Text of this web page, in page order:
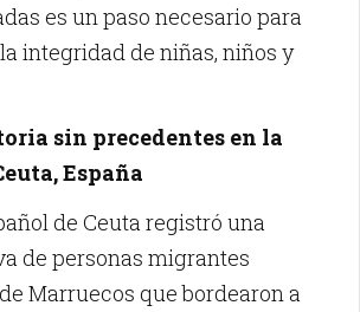
es un paso necesario para
integridad de niñas, niños y
sin precedentes en la
España
de Ceuta registró una
de personas migrantes
Marruecos que bordearon a